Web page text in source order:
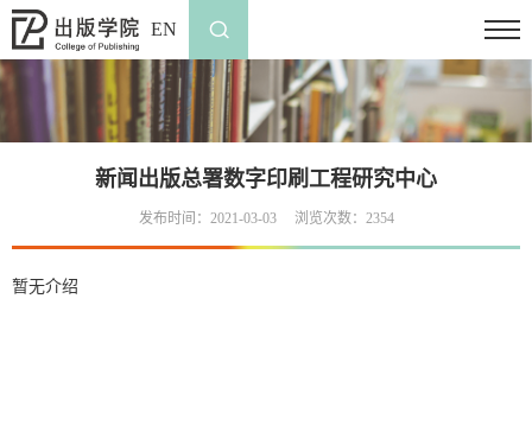
EN
新闻出版总署数字印刷工程研究中心
发布时间：2021-03-03 浏览次数： 2354
暂无介绍